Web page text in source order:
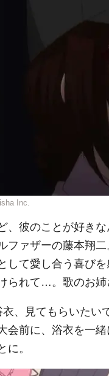
Inc.
、彼のことが好き
ファザーの藤本翔
して愛し合う喜び
られて…。歌のお
、見てもらいたい
会前に、浴衣を一
に。